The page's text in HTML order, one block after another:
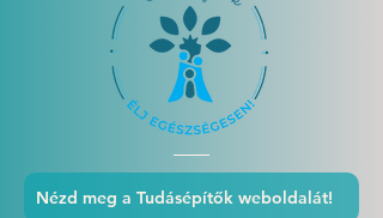
Nézd meg a Tudásépítők weboldalát!